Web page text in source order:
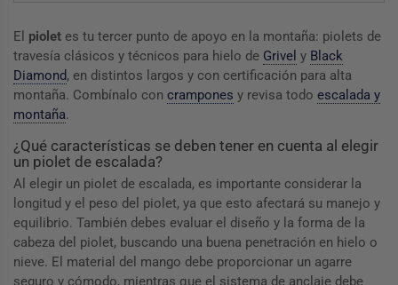
El piolet es tu tercer punto de apoyo en la montaña: piolets de
travesía clásicos y técnicos para hielo de Grivel y Black
Diamond, en distintos largos y con certificación para alta
montaña. Combínalo con crampones y revisa todo escalada y
montaña.
¿Qué características se deben tener en cuenta al elegir
un piolet de escalada?
Al elegir un piolet de escalada, es importante considerar la
longitud y el peso del piolet, ya que esto afectará su manejo y
equilibrio. También debes evaluar el diseño y la forma de la
cabeza del piolet, buscando una buena penetración en hielo o
nieve. El material del mango debe proporcionar un agarre
seguro y cómodo, mientras que el sistema de anclaje debe